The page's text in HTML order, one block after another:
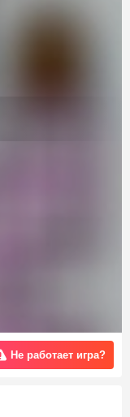
Не работает игра?